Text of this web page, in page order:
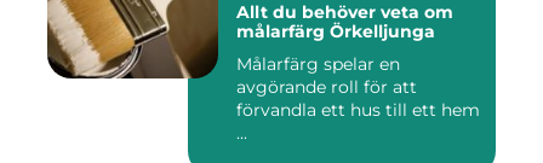
Allt du behöver veta om
målarfärg Örkelljunga
Målarfärg spelar en
avgörande roll för att
förvandla ett hus till ett hem
...